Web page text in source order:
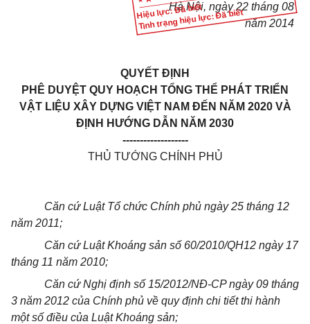
Hiệu lực: Đã biết
Tình trạng hiệu lực: Đã biết
Hà Nội, ngày 22 tháng 08
năm 2014
QUYẾT ĐỊNH
PHÊ DUYỆT QUY HOẠCH TỔNG THỂ PHÁT TRIỂN
VẬT LIỆU XÂY DỰNG VIỆT NAM ĐẾN NĂM 2020 VÀ
ĐỊNH HƯỚNG DẪN NĂM 2030
-------------------
THỦ TƯỚNG CHÍNH PHỦ
Căn cứ Luật Tổ chức Chính phủ ngày 25 tháng 12
năm 2011;
Căn cứ Luật Khoáng sản số 60/2010/QH12 ngày 17
tháng 11 năm 2010;
Căn cứ Nghị định số 15/2012/NĐ-CP ngày 09 tháng
3 năm 2012 của Chính phủ về quy định chi tiết thi hành
một số điều của Luật Khoáng sản;